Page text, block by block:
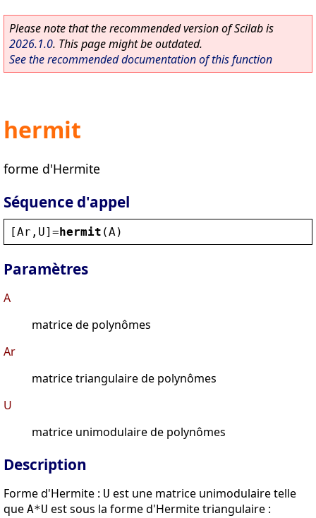
Please note that the recommended version of Scilab is
2026.1.0. This page might be outdated.
See the recommended documentation of this function
hermit
forme d'Hermite
Séquence d'appel
[Ar , U]=hermit (A )
Paramètres
A
matrice de polynômes
Ar
matrice triangulaire de polynômes
U
matrice unimodulaire de polynômes
Description
Forme d'Hermite : U est une matrice unimodulaire telle
que A*U est sous la forme d'Hermite triangulaire :